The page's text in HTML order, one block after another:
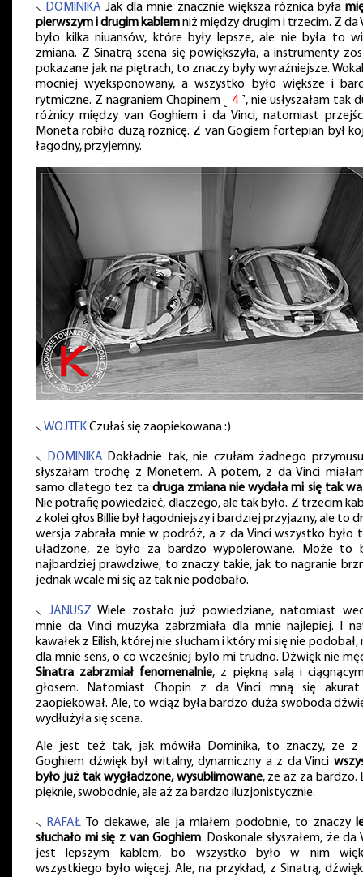
⸜DOMINIKA Jak dla mnie znacznie większa różnica była
pierwszym i drugim kablemniż między drugim i trzecim. Z da
było kilka niuansów, które były lepsze, ale nie była to
zmiana. Z Sinatrą scena się powiększyła, a instrumenty
pokazane jak na piętrach, to znaczy były wyraźniejsze.
mocniej wyeksponowany, a wszystko było większe i
rytmiczne. Z nagraniem Chopinem ˻ 4˺, nie usłyszałam tak
różnicy między van Goghiem i da Vinci, natomiast
Moneta robiło dużą różnicę. Z van Gogiem fortepian był
łagodny, przyjemny.
⸜ WOJTEKCzułaś się zaopiekowana :)
⸜ DOMINIKA Dokładnie tak, nie czułam żadnego
słyszałam trochę z Monetem. A potem, z da Vinci
samo dlatego też ta druga zmiana nie wydała mi się tak
Nie potrafię powiedzieć, dlaczego, ale tak było. Z trzecim
z kolei głos Billie był łagodniejszy i bardziej przyjazny, ale to
wersja zabrała mnie w podróż, a z da Vinci wszystko było
uładzone, że było za bardzo wypolerowane. Może to
najbardziej prawdziwe, to znaczy takie, jak to nagranie
jednak wcale mi się aż tak nie podobało.
⸜ JANUSZ Wiele zostało już powiedziane, natomiast
mnie da Vinci muzyka zabrzmiała dla mnie najlepiej. I
kawałek z Eilish, której nie słucham i który mi się nie podobał,
dla mnie sens, o co wcześniej było mi trudno. Dźwięk nie
Sinatra zabrzmiał fenomenalnie, z piękną salą i
głosem. Natomiast Chopin z da Vinci mną się
zaopiekował. Ale, to wciąż była bardzo duża swoboda
wydłużyła się scena.
Ale jest też tak, jak mówiła Dominika, to znaczy, że z
Goghiem dźwięk był witalny, dynamiczny a z da Vinci
było już tak wygładzone, wysublimowane, że aż za bardzo.
pięknie, swobodnie, ale aż za bardzo iluzjonistycznie.
⸜ RAFAŁ To ciekawe, ale ja miałem podobnie, to znaczy
słuchało mi się z van Goghiem. Doskonale słyszałem, że da
jest lepszym kablem, bo wszystko było w nim
wszystkiego było więcej. Ale, na przykład, z Sinatrą,